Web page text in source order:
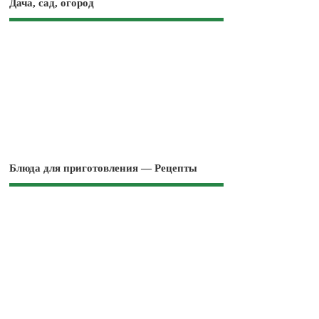
Дача, сад, огород
Блюда для приготовления — Рецепты